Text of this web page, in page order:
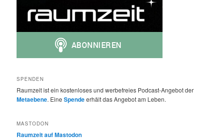
SPENDEN
Raumzeit ist ein kostenloses und werbefreies Podcast-Angebot der
Metaebene. EineSpendeerhält das Angebot am Leben.
MASTODON
Raumzeit auf Mastodon